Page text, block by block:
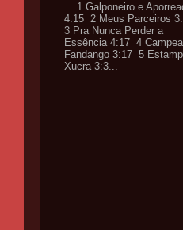
1 Galponeiro e
4:15 2 Meus Parceiros
3 Pra Nunca Perder a
Essência 4:17 4
Fandango 3:17 5
Xucra 3:3...